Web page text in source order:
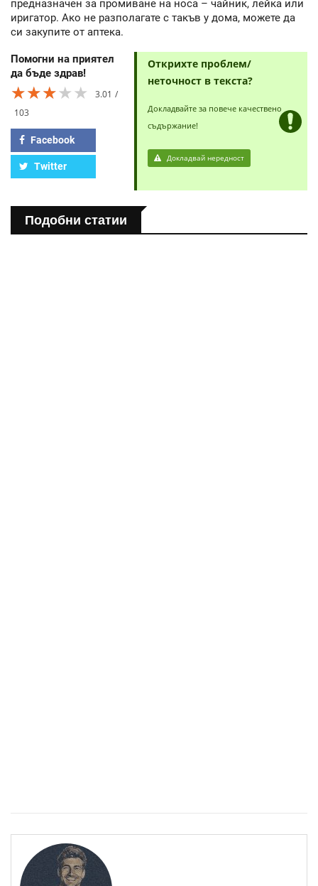
предназначен за промиване на носа – чайник, лейка или
иригатор. Ако не разполагате с такъв у дома, можете да
си закупите от аптека.
Помогни на приятел
да бъде здрав!
★★★★★
★★★★★
★★★★★
3.01
103
Facebook
Twitter
Открихте проблем/
неточност в текста?
Докладвайте за повече качествено
съдържание!
Докладвай нередност
Подобни статии